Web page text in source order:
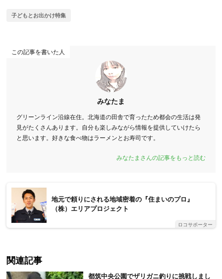
子どもとお出かけ特集
この記事を書いた人
みなたま
グリーンライン沿線在住。北海道の田舎で育ったため都会の生活は発
見がたくさんあります。自分も楽しみながら情報を提供していけたら
と思います。好きな食べ物はラーメンとお寿司です。
みなたまさんの記事をもっと読む
地元で頼りにされる地域密着の『住まいのプロ』
（株）エリアプロジェクト
ロコサポーター
関連記事
都筑中央公園でザリガニ釣りに挑戦しまし